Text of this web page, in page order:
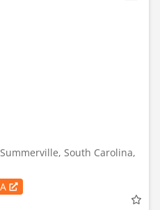
South Carolina,